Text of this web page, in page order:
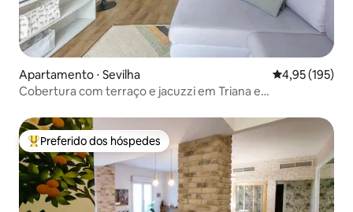
Apartamento ⋅ Sevilha 4,95 de uma
4,95 (195)
Cobertura com terraço e jacuzzi em Triana e
Entre os melhores preferidos dos hóspedes
Preferido dos hóspedes